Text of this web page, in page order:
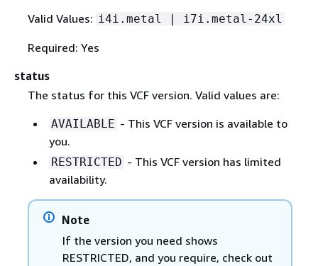
Valid Values: i4i.metal | i7i.metal-24xl
Required: Yes
status
The status for this VCF version. Valid values are:
AVAILABLE - This VCF version is available to
you.
RESTRICTED - This VCF version has limited
availability.
Note
If the version you need shows
RESTRICTED, and you require, check out